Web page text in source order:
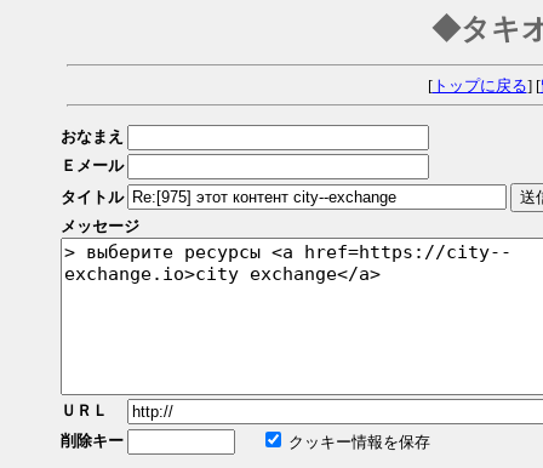
◆タキ
[トップに戻る] [
おなまえ
Ｅメール
タイトル
メッセージ
ＵＲＬ
削除キー
クッキー情報を保存